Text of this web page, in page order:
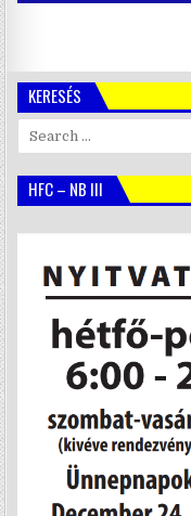
KERESÉS
HFC – NB III